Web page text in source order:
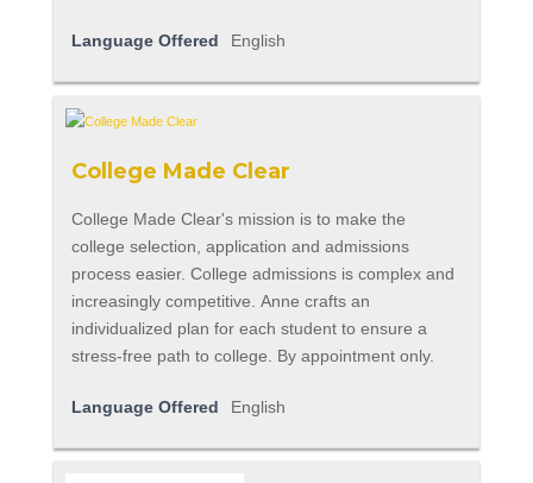
Language Offered English
College Made Clear
College Made Clear's mission is to make the
college selection, application and admissions
process easier. College admissions is complex and
increasingly competitive. Anne crafts an
individualized plan for each student to ensure a
stress-free path to college. By appointment only.
Language Offered English